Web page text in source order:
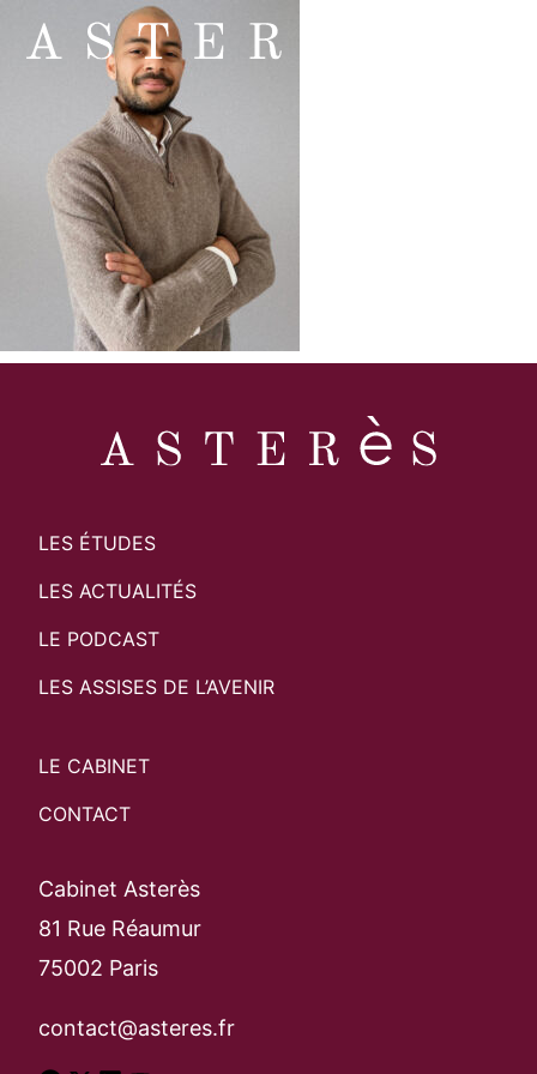
LES ÉTUDES
LES ACTUALITÉS
LE PODCAST
LES ASSISES DE L’AVENIR
LE CABINET
CONTACT
Cabinet Asterès
81 Rue Réaumur
75002 Paris
contact@asteres.fr
Search